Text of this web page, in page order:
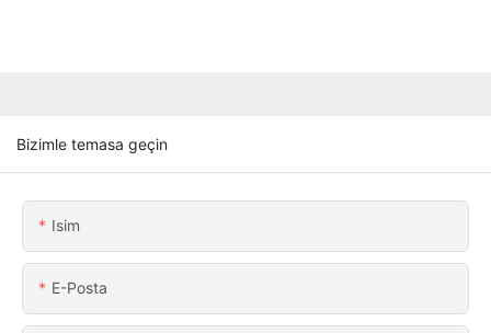
Bizimle temasa geçin
Isim
E-Posta